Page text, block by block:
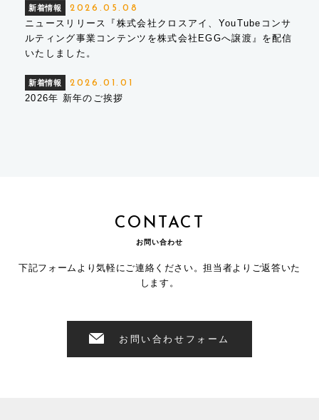
新着情報 2026.05.08
ニュースリリース『株式会社クロスアイ、YouTubeコンサ
ルティング事業コンテンツを株式会社EGGへ譲渡』を配信
いたしました。
新着情報 2026.01.01
2026年 新年のご挨拶
CONTACT
お問い合わせ
下記フォームより気軽にご連絡ください。担当者よりご返答いた
します。
お問い合わせフォーム